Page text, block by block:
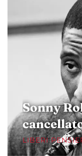
Sonny
LIBERI